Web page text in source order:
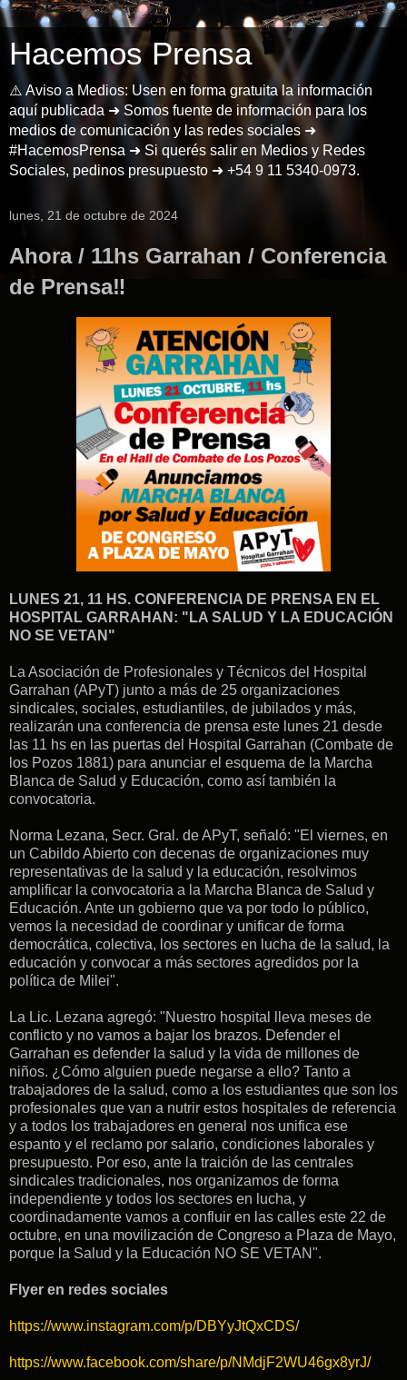
Hacemos Prensa
⚠️ Aviso a Medios: Usen en forma gratuita la información
aquí publicada ➜ Somos fuente de información para los
medios de comunicación y las redes sociales ➜
#HacemosPrensa ➜ Si querés salir en Medios y Redes
Sociales, pedinos presupuesto ➜ +54 9 11 5340-0973.
lunes, 21 de octubre de 2024
Ahora / 11hs Garrahan / Conferencia
de Prensa‼️
LUNES 21, 11 HS. CONFERENCIA DE PRENSA EN EL
HOSPITAL GARRAHAN: "LA SALUD Y LA EDUCACIÓN
NO SE VETAN"
La Asociación de Profesionales y Técnicos del Hospital
Garrahan (APyT) junto a más de 25 organizaciones
sindicales, sociales, estudiantiles, de jubilados y más,
realizarán una conferencia de prensa este lunes 21 desde
las 11 hs en las puertas del Hospital Garrahan (Combate de
los Pozos 1881) para anunciar el esquema de la Marcha
Blanca de Salud y Educación, como así también la
convocatoria.
Norma Lezana, Secr. Gral. de APyT, señaló: "El viernes, en
un Cabildo Abierto con decenas de organizaciones muy
representativas de la salud y la educación, resolvimos
amplificar la convocatoria a la Marcha Blanca de Salud y
Educación. Ante un gobierno que va por todo lo público,
vemos la necesidad de coordinar y unificar de forma
democrática, colectiva, los sectores en lucha de la salud, la
educación y convocar a más sectores agredidos por la
política de Milei".
La Lic. Lezana agregó: "Nuestro hospital lleva meses de
conflicto y no vamos a bajar los brazos. Defender el
Garrahan es defender la salud y la vida de millones de
niños. ¿Cómo alguien puede negarse a ello? Tanto a
trabajadores de la salud, como a los estudiantes que son los
profesionales que van a nutrir estos hospitales de referencia
y a todos los trabajadores en general nos unifica ese
espanto y el reclamo por salario, condiciones laborales y
presupuesto. Por eso, ante la traición de las centrales
sindicales tradicionales, nos organizamos de forma
independiente y todos los sectores en lucha, y
coordinadamente vamos a confluir en las calles este 22 de
octubre, en una movilización de Congreso a Plaza de Mayo,
porque la Salud y la Educación NO SE VETAN".
Flyer en redes sociales
https://www.instagram.com/p/DBYyJtQxCDS/
https://www.facebook.com/share/p/NMdjF2WU46gx8yrJ/